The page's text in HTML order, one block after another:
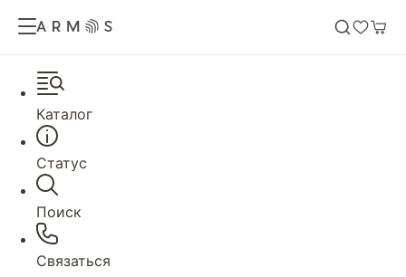
Каталог
Статус
Поиск
Связаться